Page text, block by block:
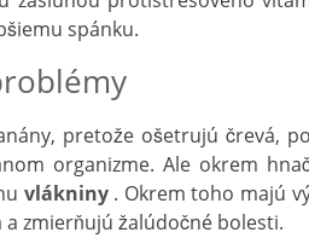
spánku.
pretože ošetrujú črevá,
organizme. Ale okrem
vlákniny . Okrem toho majú
zmierňujú žalúdočné bolesti.